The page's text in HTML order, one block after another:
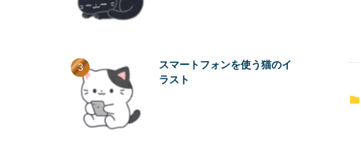
スマートフォンを使う猫のイ
ラスト